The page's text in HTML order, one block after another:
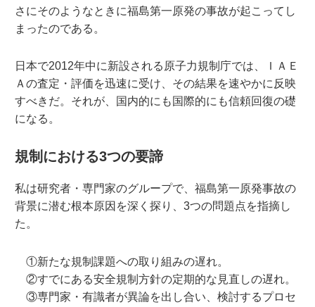
さにそのようなときに福島第一原発の事故が起こってし
まったのである。
日本で2012年中に新設される原子力規制庁では、ＩＡＥ
Ａの査定・評価を迅速に受け、その結果を速やかに反映
すべきだ。それが、国内的にも国際的にも信頼回復の礎
になる。
規制における3つの要諦
私は研究者・専門家のグループで、福島第一原発事故の
背景に潜む根本原因を深く探り、3つの問題点を指摘し
た。
①新たな規制課題への取り組みの遅れ。
②すでにある安全規制方針の定期的な見直しの遅れ。
③専門家・有識者が異論を出し合い、検討するプロセ